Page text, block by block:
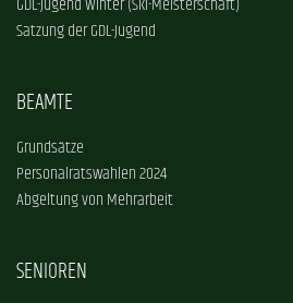
GDL-Jugend Winter (Ski-Meisterschaft)
Satzung der GDL-Jugend
BEAMTE
Grundsätze
Personalratswahlen 2024
Abgeltung von Mehrarbeit
SENIOREN